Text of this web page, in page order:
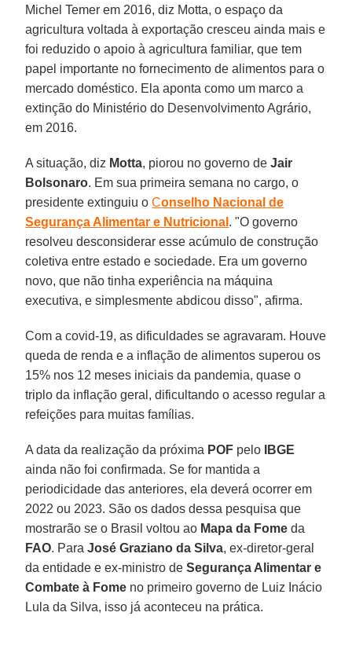
Michel Temer em 2016, diz Motta, o espaço da
agricultura voltada à exportação cresceu ainda mais e
foi reduzido o apoio à agricultura familiar, que tem
papel importante no fornecimento de alimentos para o
mercado doméstico. Ela aponta como um marco a
extinção do Ministério do Desenvolvimento Agrário,
em 2016.
A situação, diz Motta, piorou no governo deJair
Bolsonaro. Em sua primeira semana no cargo, o
presidente extinguiu oConselho Nacional de
Segurança Alimentar e Nutricional . "O governo
resolveu desconsiderar esse acúmulo de construção
coletiva entre estado e sociedade. Era um governo
novo, que não tinha experiência na máquina
executiva, e simplesmente abdicou disso", afirma.
Com a covid-19, as dificuldades se agravaram. Houve
queda de renda e a inflação de alimentos superou os
15% nos 12 meses iniciais da pandemia, quase o
triplo da inflação geral, dificultando o acesso regular a
refeições para muitas famílias.
A data da realização da próxima POF pelo
IBGE
ainda não foi confirmada. Se for mantida a
periodicidade das anteriores, ela deverá ocorrer em
2022 ou 2023. São os dados dessa pesquisa que
mostrarão se o Brasil voltou ao Mapa da Fome da
FAO. ParaJosé Graziano da Silva, ex-diretor-geral
da entidade e ex-ministro deSegurança Alimentar e
Combate à Fome no primeiro governo de Luiz Inácio
Lula da Silva, isso já aconteceu na prática.